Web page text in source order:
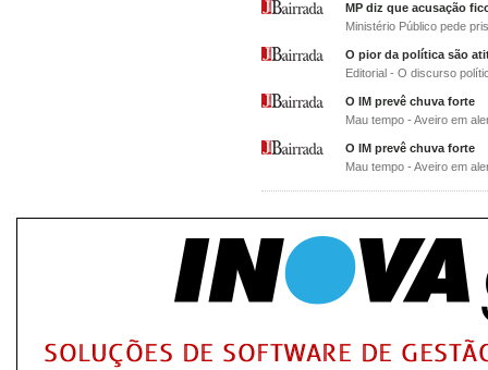
MP diz que acusação
Ministério Público pede
O pior da política são
Editorial - O discurso
O IM prevê chuva forte
Mau tempo - Aveiro em
O IM prevê chuva forte
Mau tempo - Aveiro em